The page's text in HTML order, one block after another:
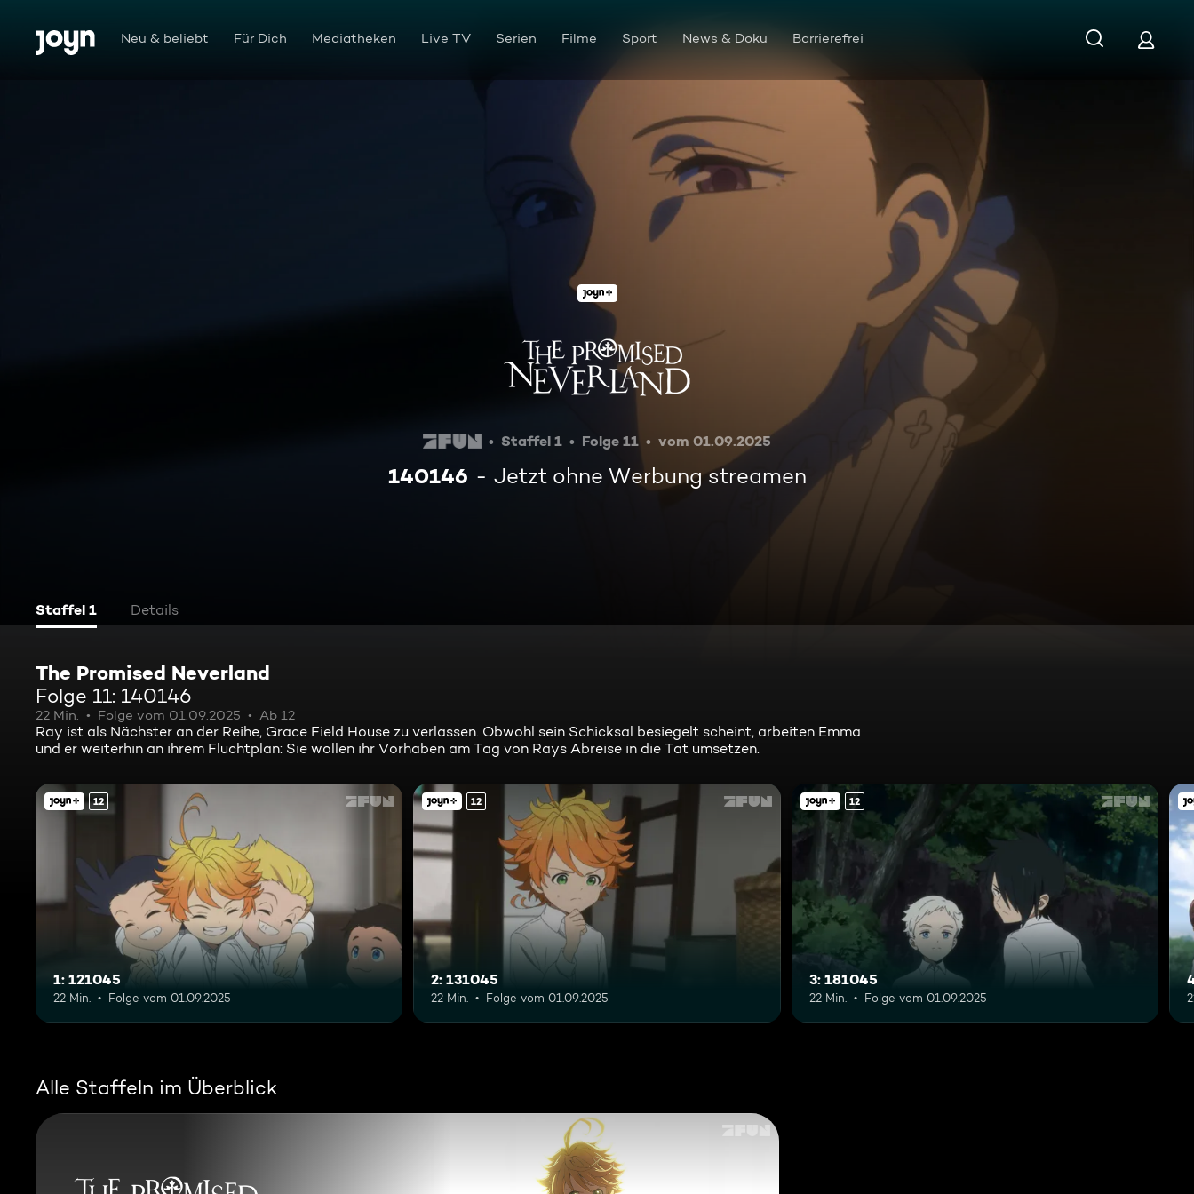
Zum Inhalt springen
Barrierefrei Neu & beliebt Für Dich Mediatheken Live TV Serien Filme Sport News & Doku Barrierefrei
Staffel 1 Folge 11 vom 01.09.2025
140146 Jetzt ohne Werbung streamen
Staffel 1 Details
The Promised Neverland
Folge 11: 140146
22 Min. Folge vom 01.09.2025 Ab 12
Ray ist als Nächster an der Reihe, Grace Field House zu verlassen. Obwohl sein Schicksal besiegelt scheint, arbeiten Emma
und er weiterhin an ihrem Fluchtplan: Sie wollen ihr Vorhaben am Tag von Rays Abreise in die Tat umsetzen.
12
1: 121045
22 Min. Folge vom 01.09.2025
12
2: 131045
22 Min. Folge vom 01.09.2025
12
3: 181045
22 Min. Folge vom 01.09.2025
Alle Staffeln im Überblick